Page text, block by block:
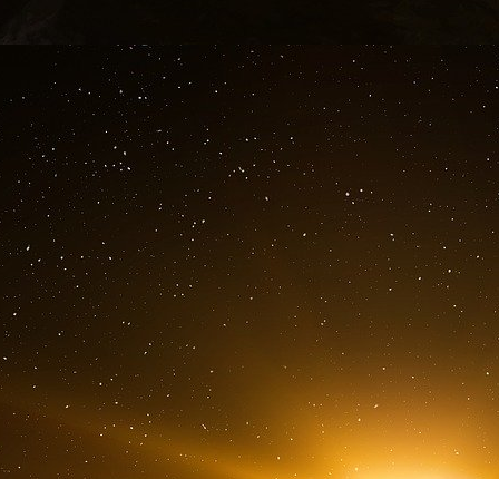
Imaginons que mon grand père ait mis dans
billets de banque et la contrevaleur de 100
des deux aujourd’hui par l’indice des prix
ont aujourd’hui un pouvoir d’achat de 3. 2
dollars, toujours en pouvoir d’achat.
Le billet a perdu 99 % de sa valeur par rapport
Et cela s’est passé lentement et par étapes